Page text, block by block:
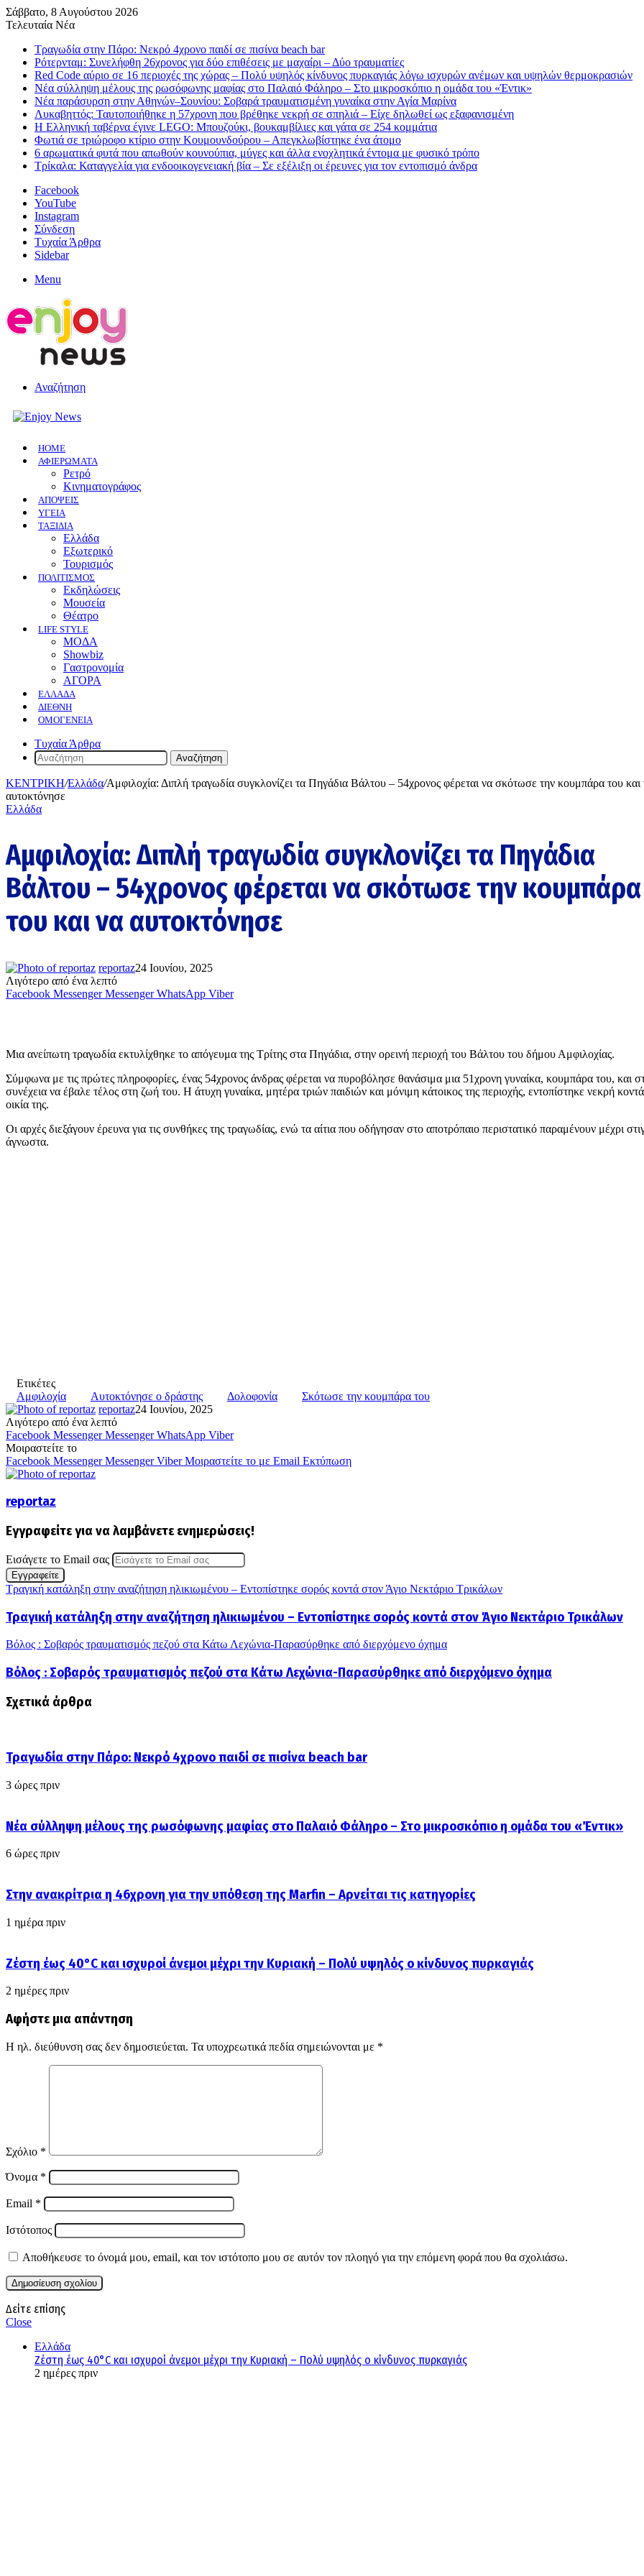
Σάββατο, 8 Αυγούστου 2026
Τελευταία Νέα
Τραγωδία στην Πάρο: Νεκρό 4χρονο παιδί σε πισίνα beach bar
Ρότερνταμ: Συνελήφθη 26χρονος για δύο επιθέσεις με μαχαίρι – Δύο τραυματίες
Red Code αύριο σε 16 περιοχές της χώρας – Πολύ υψηλός κίνδυνος πυρκαγιάς λόγω ισχυρών ανέμων και υψηλών θερμοκρασιών
Νέα σύλληψη μέλους της ρωσόφωνης μαφίας στο Παλαιό Φάληρο – Στο μικροσκόπιο η ομάδα του «Έντικ»
Νέα παράσυρση στην Αθηνών–Σουνίου: Σοβαρά τραυματισμένη γυναίκα στην Αγία Μαρίνα
Λυκαβηττός: Ταυτοποιήθηκε η 57χρονη που βρέθηκε νεκρή σε σπηλιά – Είχε δηλωθεί ως εξαφανισμένη
H Ελληνική ταβέρνα έγινε LEGO: Μπουζούκι, βουκαμβίλιες και γάτα σε 254 κομμάτια
Φωτιά σε τριώροφο κτίριο στην Κουμουνδούρου – Απεγκλωβίστηκε ένα άτομο
6 αρωματικά φυτά που απωθούν κουνούπια, μύγες και άλλα ενοχλητικά έντομα με φυσικό τρόπο
Τρίκαλα: Καταγγελία για ενδοοικογενειακή βία – Σε εξέλιξη οι έρευνες για τον εντοπισμό άνδρα
Facebook
YouTube
Instagram
Σύνδεση
Τυχαία Άρθρα
Sidebar
Menu
Αναζήτηση
HOME
ΑΦΙΕΡΩΜΑΤΑ
Ρετρό
Κινηματογράφος
ΑΠΟΨΕΙΣ
ΥΓΕΙΑ
ΤΑΞΙΔΙΑ
Ελλάδα
Εξωτερικό
Τουρισμός
ΠΟΛΙΤΙΣΜΟΣ
Eκδηλώσεις
Mουσεία
Θέατρο
LIFE STYLE
ΜΟΔΑ
Showbiz
Γαστρονομία
ΑΓΟΡΑ
ΕΛΛΆΔΑ
ΔΙΕΘΝΉ
ΟΜΟΓΈΝΕΙΑ
Τυχαία Άρθρα
Αναζήτηση
ΚΕΝΤΡΙΚΗ/Ελλάδα/Αμφιλοχία: Διπλή τραγωδία συγκλονίζει τα Πηγάδια Βάλτου – 54χρονος φέρεται να σκότωσε την κουμπάρα του και
αυτοκτόνησε
Ελλάδα
Αμφιλοχία: Διπλή τραγωδία συγκλονίζει τα Πηγάδια
Βάλτου – 54χρονος φέρεται να σκότωσε την κουμπάρα
του και να αυτοκτόνησε
reportaz24 Ιουνίου, 2025
Λιγότερο από ένα λεπτό
Facebook Messenger Messenger WhatsApp Viber
Μια ανείπωτη τραγωδία εκτυλίχθηκε το απόγευμα της Τρίτης στα Πηγάδια, στην ορεινή περιοχή του Βάλτου του δήμου Αμφιλοχίας.
Σύμφωνα με τις πρώτες πληροφορίες, ένας 54χρονος άνδρας φέρεται να πυροβόλησε θανάσιμα μια 51χρονη γυναίκα, κουμπάρα του, και
συνέχεια να έβαλε τέλος στη ζωή του. Η άτυχη γυναίκα, μητέρα τριών παιδιών και μόνιμη κάτοικος της περιοχής, εντοπίστηκε νεκρή
οικία της.
Οι αρχές διεξάγουν έρευνα για τις συνθήκες της τραγωδίας, ενώ τα αίτια που οδήγησαν στο αποτρόπαιο περιστατικό παραμένουν μέχρι
άγνωστα.
Ετικέτες
Αμφιλοχία
Αυτοκτόνησε ο δράστης Δολοφονία
Σκότωσε την κουμπάρα του
reportaz24 Ιουνίου, 2025
Λιγότερο από ένα λεπτό
Facebook Messenger Messenger WhatsApp Viber
Μοιραστείτε το
Facebook Messenger Messenger Viber Μοιραστείτε το με Email Εκτύπωση
reportaz
Εγγραφείτε για να λαμβάνετε ενημερώσεις!
Εισάγετε το Email σας
Τραγική κατάληξη στην αναζήτηση ηλικιωμένου – Εντοπίστηκε σορός κοντά στον Άγιο Νεκτάριο Τρικάλων
Τραγική κατάληξη στην αναζήτηση ηλικιωμένου – Εντοπίστηκε σορός κοντά στον Άγιο Νεκτάριο Τρικάλων
Βόλος : Σοβαρός τραυματισμός πεζού στα Κάτω Λεχώνια-Παρασύρθηκε από διερχόμενο όχημα
Βόλος : Σοβαρός τραυματισμός πεζού στα Κάτω Λεχώνια-Παρασύρθηκε από διερχόμενο όχημα
Σχετικά άρθρα
Τραγωδία στην Πάρο: Νεκρό 4χρονο παιδί σε πισίνα beach bar
3 ώρες πριν
Νέα σύλληψη μέλους της ρωσόφωνης μαφίας στο Παλαιό Φάληρο – Στο μικροσκόπιο η ομάδα του «Έντικ»
6 ώρες πριν
Στην ανακρίτρια η 46χρονη για την υπόθεση της Marfin – Αρνείται τις κατηγορίες
1 ημέρα πριν
Ζέστη έως 40°C και ισχυροί άνεμοι μέχρι την Κυριακή – Πολύ υψηλός ο κίνδυνος πυρκαγιάς
2 ημέρες πριν
Αφήστε μια απάντηση
Η ηλ. διεύθυνση σας δεν δημοσιεύεται. Τα υποχρεωτικά πεδία σημειώνονται με *
Σχόλιο *
Όνομα *
Email *
Ιστότοπος
Αποθήκευσε το όνομά μου, email, και τον ιστότοπο μου σε αυτόν τον πλοηγό για την επόμενη φορά που θα σχολιάσω.
Δείτε επίσης
Close
Ελλάδα
Ζέστη έως 40°C και ισχυροί άνεμοι μέχρι την Κυριακή – Πολύ υψηλός ο κίνδυνος πυρκαγιάς
2 ημέρες πριν